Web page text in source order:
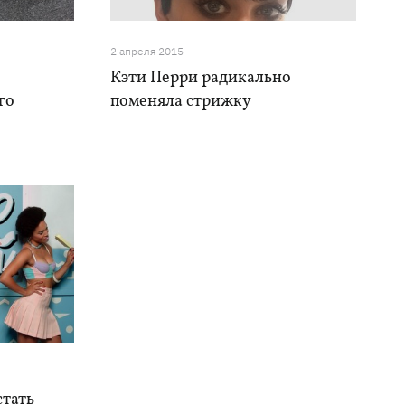
2 апреля 2015
Кэти Перри радикально
поменяла стрижку